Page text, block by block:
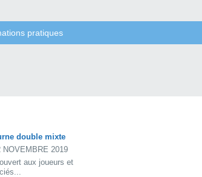
pratiques
double mixte
NOVEMBRE 2019
aux joueurs et